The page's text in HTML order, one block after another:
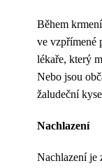
Během
ve vzpřímené
lékaře, který
Nebo jsou
žaludeční
Nachlazení
Nachlazení je